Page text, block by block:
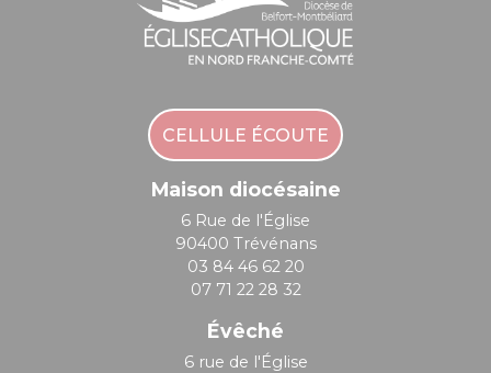
CELLULE ÉCOUTE
Maison diocésaine
6 Rue de l'Église
90400 Trévénans
03 84 46 62 20
07 71 22 28 32
Évêché
6 rue de l'Église